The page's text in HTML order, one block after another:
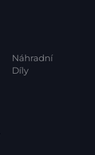
Náhradní
Díly